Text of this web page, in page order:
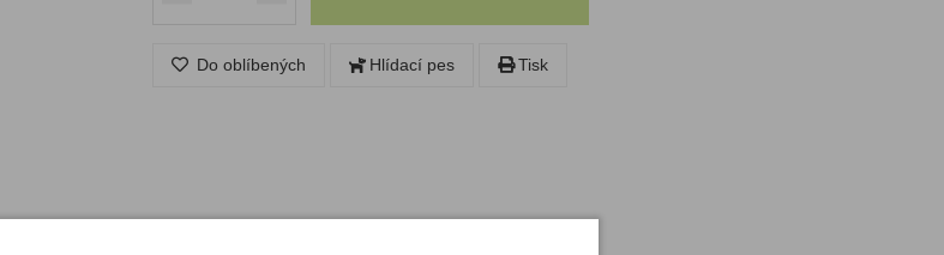
Do oblíbených Hlídací pes Tisk